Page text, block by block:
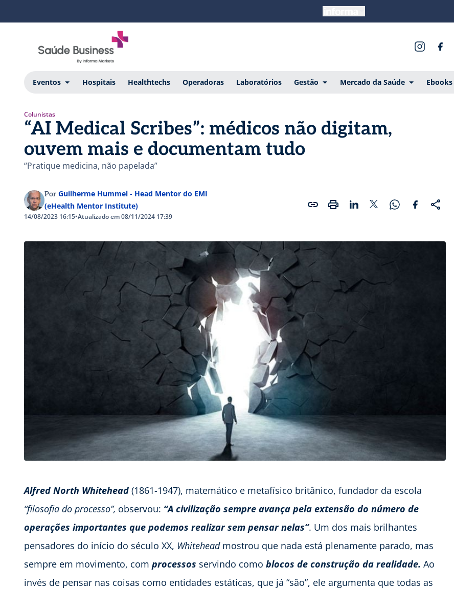
Eventos Hospitais Healthtechs Operadoras Laboratórios Gestão Mercado da Saúde Ebooks
Colunistas
“AI Medical Scribes”: médicos não digitam,
ouvem mais e documentam tudo
“Pratique medicina, não papelada”
Por Guilherme Hummel - Head Mentor do EMI
(eHealth Mentor Institute)
14/08/2023 16:15•Atualizado em 08/11/2024 17:39
Alfred North Whitehead (1861-1947), matemático e metafísico britânico, fundador da escola
“filosofia do processo”, observou: “A civilização sempre avança pela extensão do número de
operações importantes que podemos realizar sem pensar nelas”. Um dos mais brilhantes
pensadores do início do século XX, Whiteheadmostrou que nada está plenamente parado, mas
sempre em movimento, com processos servindo como blocos de construção da realidade. Ao
invés de pensar nas coisas como entidades estáticas, que já “são”, ele argumenta que todas as